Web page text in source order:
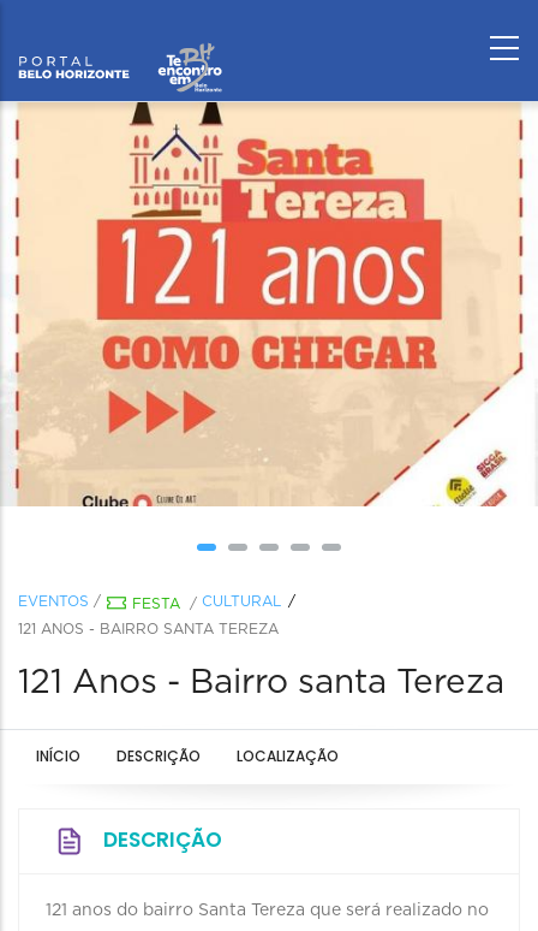
EVENTOS / FESTA / CULTURAL
121 ANOS - BAIRRO SANTA TEREZA
121 Anos - Bairro santa Tereza
INÍCIO DESCRIÇÃO LOCALIZAÇÃO
DESCRIÇÃO
121 anos do bairro Santa Tereza que será realizado no